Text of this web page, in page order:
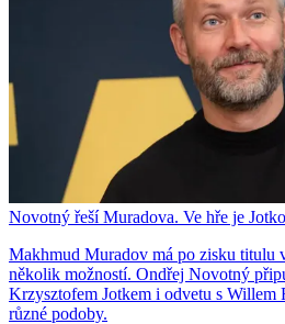
Novotný řeší Muradova. Ve hře je
Makhmud Muradov má po zisku titulu
několik možností. Ondřej Novotný
Krzysztofem Jotkem i odvetu s Willem
různé podoby.